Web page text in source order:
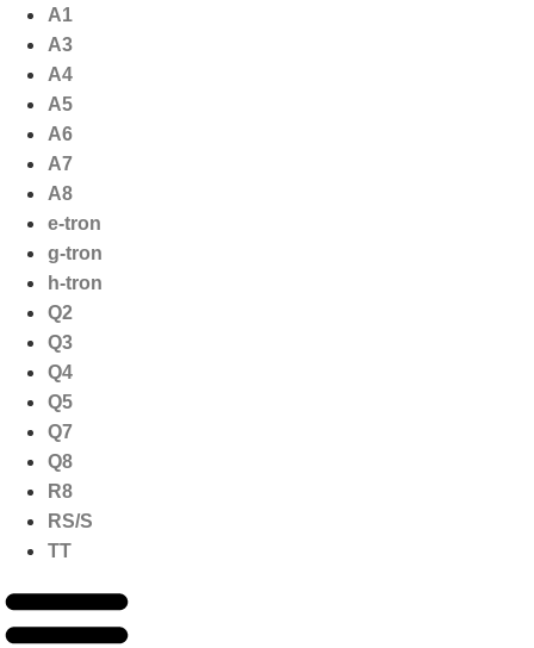
naar
inhoud
A1
A3
A4
A5
A6
A7
A8
e-tron
g-tron
h-tron
Q2
Q3
Q4
Q5
Q7
Q8
R8
RS/S
TT